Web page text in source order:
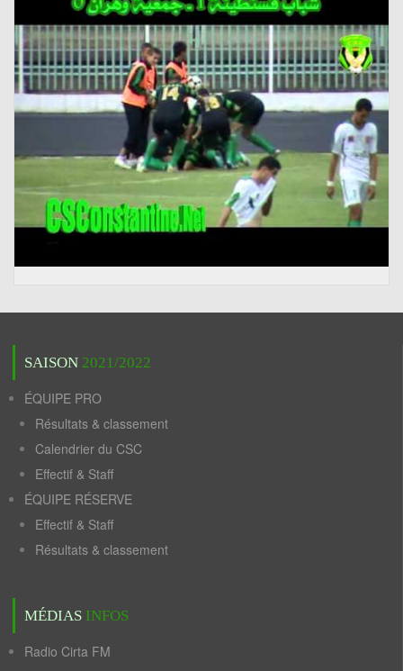
SAISON 2021/2022
ÉQUIPE PRO
Résultats & classement
Calendrier du CSC
Effectif & Staff
ÉQUIPE RÉSERVE
Effectif & Staff
Résultats & classement
MÉDIAS INFOS
Radio Cirta FM